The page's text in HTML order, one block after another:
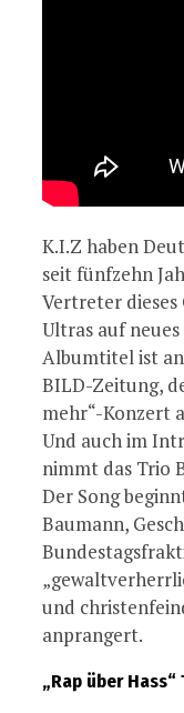
K.I.Z haben
seit fünfzehn
Vertreter dieses
Ultras auf
Albumtitel ist
BILD-Zeitung,
mehr“-Konzert
Und auch im
nimmt das Trio
Der Song
Baumann,
und
anprangert.
„Rap über Hass“